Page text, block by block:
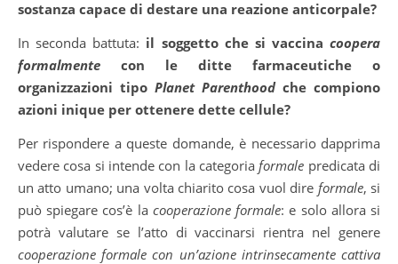
sostanza capace di destare una reazione anticorpale?
In seconda battuta: il soggetto che si vaccina coopera
formalmente con le ditte farmaceutiche o
organizzazioni tipo Planet Parenthoodche compiono
azioni inique per ottenere dette cellule?
Per rispondere a queste domande, è necessario dapprima
vedere cosa si intende con la categoria formale predicata di
un atto umano; una volta chiarito cosa vuol dire formale, si
può spiegare cos’è la cooperazione formale: e solo allora si
potrà valutare se l’atto di vaccinarsi rientra nel genere
cooperazione formale con un’azione intrinsecamente cattiva